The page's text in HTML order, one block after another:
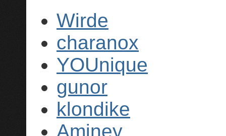
Wirde
charanox
YOUnique
gunor
klondike
Aminey